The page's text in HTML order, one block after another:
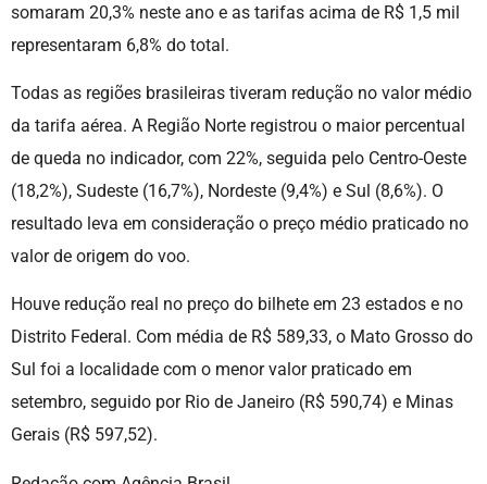
somaram 20,3% neste ano e as tarifas acima de R$ 1,5 mil
representaram 6,8% do total.
Todas as regiões brasileiras tiveram redução no valor médio
da tarifa aérea. A Região Norte registrou o maior percentual
de queda no indicador, com 22%, seguida pelo Centro-Oeste
(18,2%), Sudeste (16,7%), Nordeste (9,4%) e Sul (8,6%). O
resultado leva em consideração o preço médio praticado no
valor de origem do voo.
Houve redução real no preço do bilhete em 23 estados e no
Distrito Federal. Com média de R$ 589,33, o Mato Grosso do
Sul foi a localidade com o menor valor praticado em
setembro, seguido por Rio de Janeiro (R$ 590,74) e Minas
Gerais (R$ 597,52).